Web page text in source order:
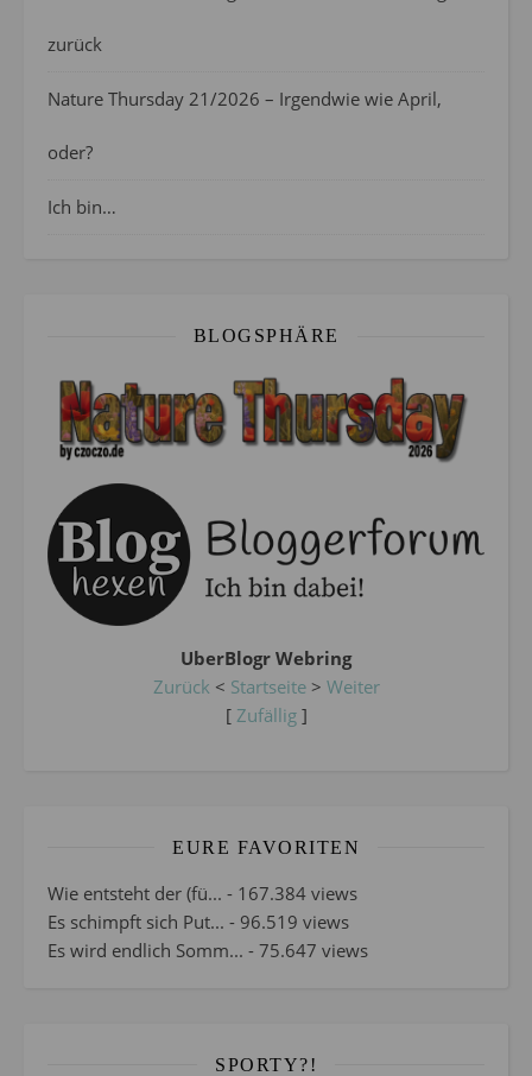
zurück
Nature Thursday 21/2026 – Irgendwie wie April,
oder?
Ich bin…
BLOGSPHÄRE
UberBlogr Webring
Zurück < Startseite> Weiter
[ Zufällig]
EURE FAVORITEN
Wie entsteht der (fü... - 167.384 views
Es schimpft sich Put... - 96.519 views
Es wird endlich Somm... - 75.647 views
SPORTY?!